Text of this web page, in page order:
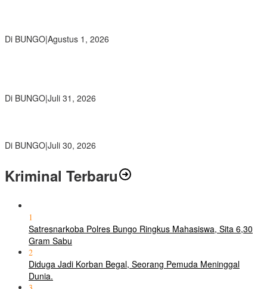
Di BUNGO|Agustus 1, 2026
Di BUNGO|Juli 31, 2026
Di BUNGO|Juli 30, 2026
Kriminal Terbaru
1
Satresnarkoba Polres Bungo Ringkus Mahasiswa, Sita 6,30
Gram Sabu
2
Diduga Jadi Korban Begal, Seorang Pemuda Meninggal
Dunia.